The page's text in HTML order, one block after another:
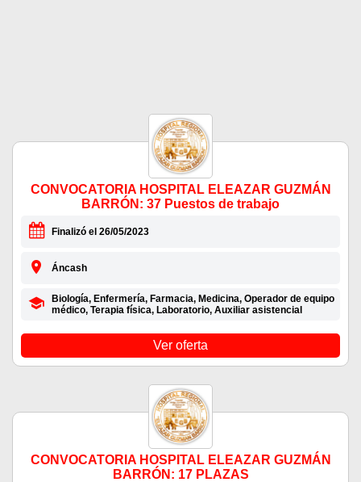
CONVOCATORIA HOSPITAL ELEAZAR GUZMÁN
BARRÓN: 37 Puestos de trabajo
Finalizó el 26/05/2023
Áncash
Biología, Enfermería, Farmacia, Medicina, Operador de equipo
médico, Terapia física, Laboratorio, Auxiliar asistencial
Ver oferta
CONVOCATORIA HOSPITAL ELEAZAR GUZMÁN
BARRÓN: 17 PLAZAS